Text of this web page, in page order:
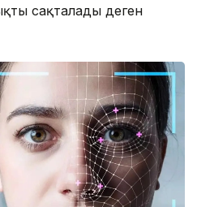
сақталады деген